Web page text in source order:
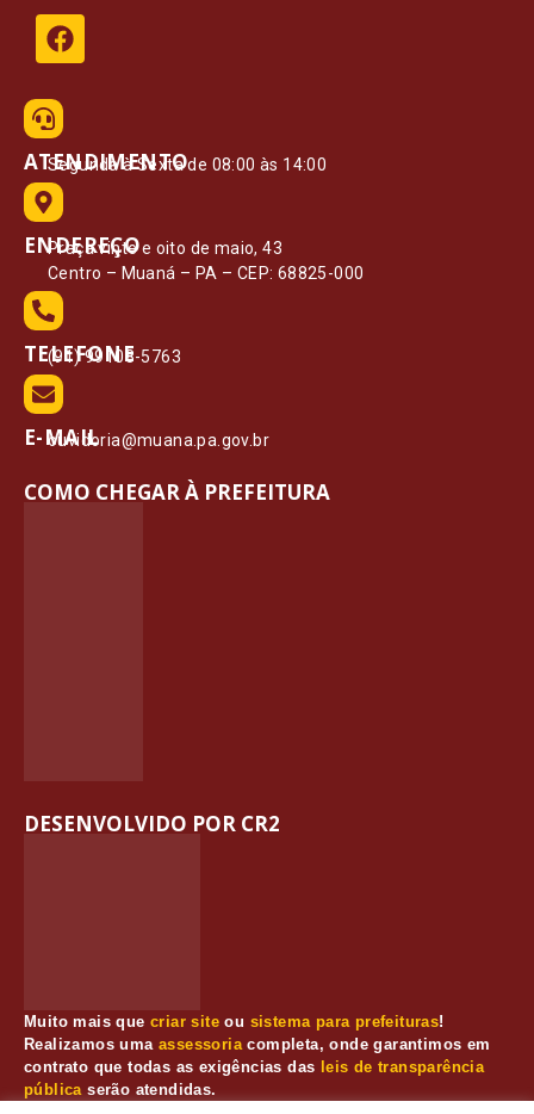
ATENDIMENTO
Segunda à Sexta de 08:00 às 14:00
ENDEREÇO
Praça vinte e oito de maio, 43
Centro – Muaná – PA – CEP: 68825-000
TELEFONE
(91) 99108-5763
E-MAIL
ouvidoria@muana.pa.gov.br
COMO CHEGAR À PREFEITURA
Muito mais quecriar site ou sistema para prefeituras!
Realizamos umaassessoriacompleta, onde garantimos em
contrato que todas as exigências das leis de transparência
públicaserão atendidas.
DESENVOLVIDO POR CR2